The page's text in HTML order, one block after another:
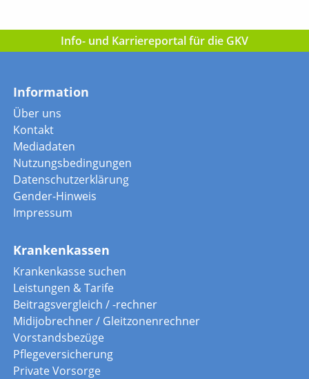
Info- und Karriereportal für die GKV
Information
Über uns
Kontakt
Mediadaten
Nutzungsbedingungen
Datenschutzerklärung
Gender-Hinweis
Impressum
Krankenkassen
Krankenkasse suchen
Leistungen & Tarife
Beitragsvergleich / -rechner
Midijobrechner / Gleitzonenrechner
Vorstandsbezüge
Pflegeversicherung
Private Vorsorge